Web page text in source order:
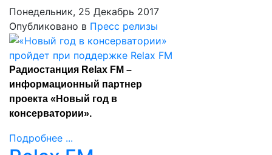
Понедельник, 25 Декабрь 2017
Опубликовано в Пресс релизы
Радиостанция Relax FM –
информационный партнер
проекта «Новый год в
консерватории».
Подробнее ...